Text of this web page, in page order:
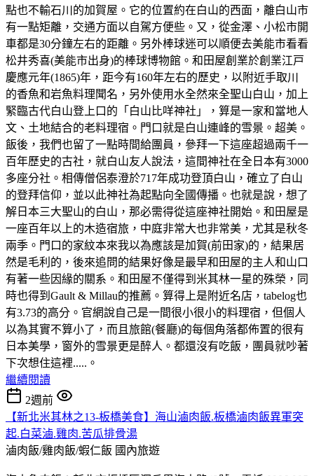
點也不輸石川的加賀屋。它的位置約在白山的西面，離白山市
有一點矩離，交通方面以自駕方便些。又，從金澤、小松市開
車都是30分鐘左右的距離。另外棒球迷可以順便去美能市看看
松井秀喜(美能市出身)的棒球博物館。和田屋創業於創業江戸
慶應元年(1865)年，距今有160年左右的歷史，以附近手取川
的香魚和岩魚料理聞名，另外使用水全然來全聖山白山，加上
緊臨古代白山登上口的「白山比咩神社」，算是一家和當地人
文、土地結合的老料理宿。門口就是白山連峰的雪景。超美。
飯後，我們也留了一點時間給團員，參拜一下這座超過兩千一
百年歷史的古社，就白山友人說法，這間神社在全日本有3000
多座分社。相傳僧侶泰澄於717年成功登頂白山，確立了白山
的登拜信仰，並以此神社為起點向全國傳播。也就是說，想了
解日本三大聖山的白山，那必需得從這座神社開始。和田屋是
一座百年以上的木造宿旅，中庭非常大也非常美，尤其是秋冬
兩季。門口的家紋本來我以為應該是加賀(前田家)的，結果居
然是毛利的，後來追問的結果好像是最早和田屋的主人和山口
有著一些因緣的關系。和田屋不僅得到米其林一星的殊榮，同
時也得到Gault & Millau的推薦。算得上是附近名店，tabelog也
有3.73的高分。官網說自己是一間很小很小的料理宿，但個人
以為其實不算小了，而且旅館(餐廳)的每個角落都佈置的很有
日本美學，窗外的雪景更是醉人。都還沒有吃飯，團員就吵著
下次想住這裡.....。
繼續閱讀
2週前
【新北米其林之13-板橋美食】海山滷肉飯.板橋滷肉飯異軍突
起.白菜滷.雞肉.苦瓜排骨湯
滷肉飯/雞肉飯/蝦仁飯 國內旅遊